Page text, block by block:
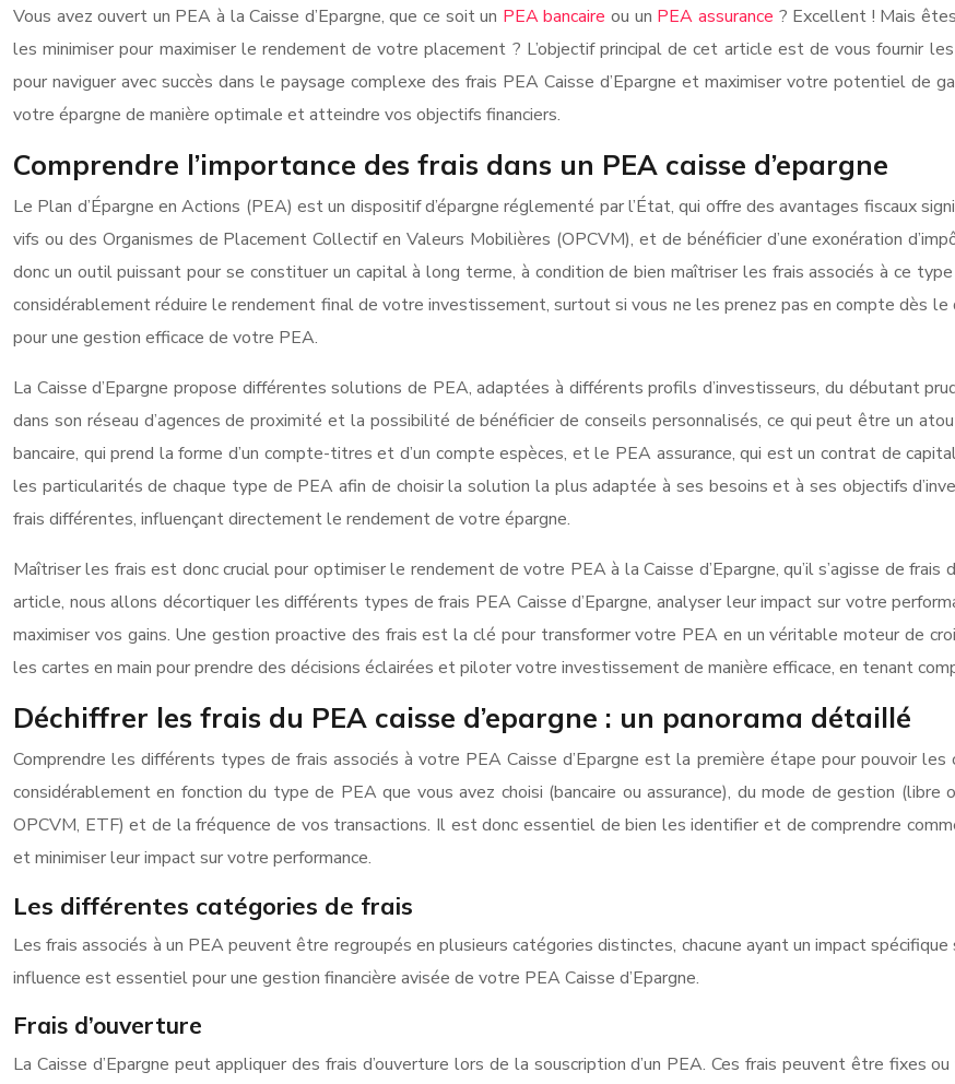
Vous avez ouvert un PEA à la Caisse d’Epargne, que ce soit un PEA bancaireou un PEA assurance ? Excellent ! Mais
les minimiser pour maximiser le rendement de votre placement ? L’objectif principal de cet article est de vous fournir
pour naviguer avec succès dans le paysage complexe des frais PEA Caisse d’Epargne et maximiser votre potentiel de
votre épargne de manière optimale et atteindre vos objectifs financiers.
Comprendre l’importance des frais dans un PEA caisse d’epargne
Le Plan d’Épargne en Actions (PEA) est un dispositif d’épargne réglementé par l’État, qui offre des avantages fiscaux
vifs ou des Organismes de Placement Collectif en Valeurs Mobilières (OPCVM), et de bénéficier d’une exonération
donc un outil puissant pour se constituer un capital à long terme, à condition de bien maîtriser les frais associés à ce
considérablement réduire le rendement final de votre investissement, surtout si vous ne les prenez pas en compte dès
pour une gestion efficace de votre PEA.
La Caisse d’Epargne propose différentes solutions de PEA, adaptées à différents profils d’investisseurs, du débutant
dans son réseau d’agences de proximité et la possibilité de bénéficier de conseils personnalisés, ce qui peut être un
bancaire, qui prend la forme d’un compte-titres et d’un compte espèces, et le PEA assurance, qui est un contrat de
les particularités de chaque type de PEA afin de choisir la solution la plus adaptée à ses besoins et à ses objectifs
frais différentes, influençant directement le rendement de votre épargne.
Maîtriser les frais est donc crucial pour optimiser le rendement de votre PEA à la Caisse d’Epargne, qu’il s’agisse de
article, nous allons décortiquer les différents types de frais PEA Caisse d’Epargne, analyser leur impact sur votre
maximiser vos gains. Une gestion proactive des frais est la clé pour transformer votre PEA en un véritable moteur de
les cartes en main pour prendre des décisions éclairées et piloter votre investissement de manière efficace, en tenant
Déchiffrer les frais du PEA caisse d’epargne : un panorama détaillé
Comprendre les différents types de frais associés à votre PEA Caisse d’Epargne est la première étape pour pouvoir
considérablement en fonction du type de PEA que vous avez choisi (bancaire ou assurance), du mode de gestion
OPCVM, ETF) et de la fréquence de vos transactions. Il est donc essentiel de bien les identifier et de comprendre
et minimiser leur impact sur votre performance.
Les différentes catégories de frais
Les frais associés à un PEA peuvent être regroupés en plusieurs catégories distinctes, chacune ayant un impact
influence est essentiel pour une gestion financière avisée de votre PEA Caisse d’Epargne.
Frais d’ouverture
La Caisse d’Epargne peut appliquer des frais d’ouverture lors de la souscription d’un PEA. Ces frais peuvent être fixes